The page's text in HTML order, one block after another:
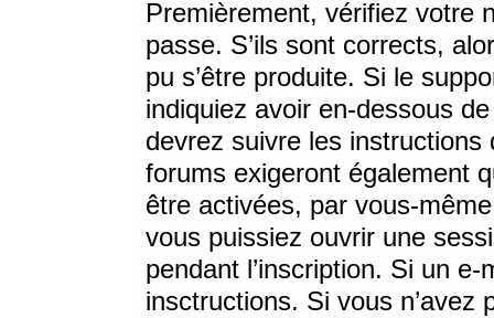
Premièrement, vérifiez votre
passe. S’ils sont corrects,
pu s’être produite. Si le
indiquiez avoir en-dessous
devrez suivre les
forums exigeront également
être activées, par vous-
vous puissiez ouvrir une
pendant l’inscription. Si un
insctructions. Si vous n’avez